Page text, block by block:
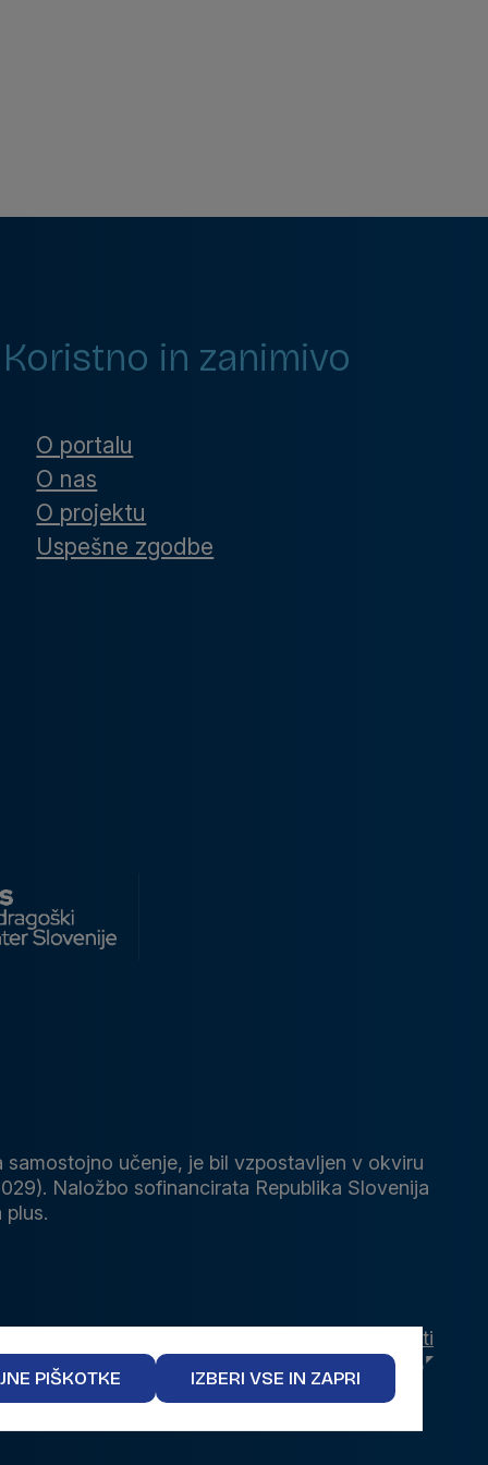
Koristno in zanimivo
O portalu
O nas
O projektu
Uspešne zgodbe
učenje, je bil vzpostavljen v okviru
Naložbo sofinancirata Republika Slovenija
plus.
Izjava o dostopnosti
Produkcija
PIŠKOTKE IZBERI VSE IN ZAPRI